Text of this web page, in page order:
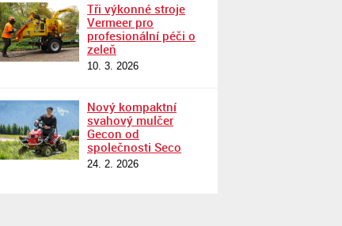
Tři výkonné stroje
Vermeer pro
profesionální péči o
zeleň
10. 3. 2026
Nový kompaktní
svahový mulčer
Gecon od
společnosti Seco
24. 2. 2026